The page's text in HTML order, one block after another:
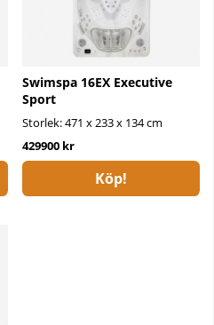
Swimspa 16EX Executive
Sport
Storlek: 471 x 233 x 134 cm
429900 kr
Köp!